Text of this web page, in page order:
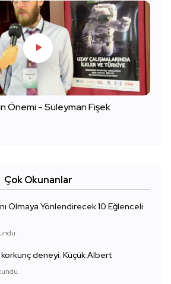
Önemi - Süleyman Fişek
Çok Okunanlar
Olmaya Yönlendirecek 10 Eğlenceli
korkunç deneyi: Küçük Albert